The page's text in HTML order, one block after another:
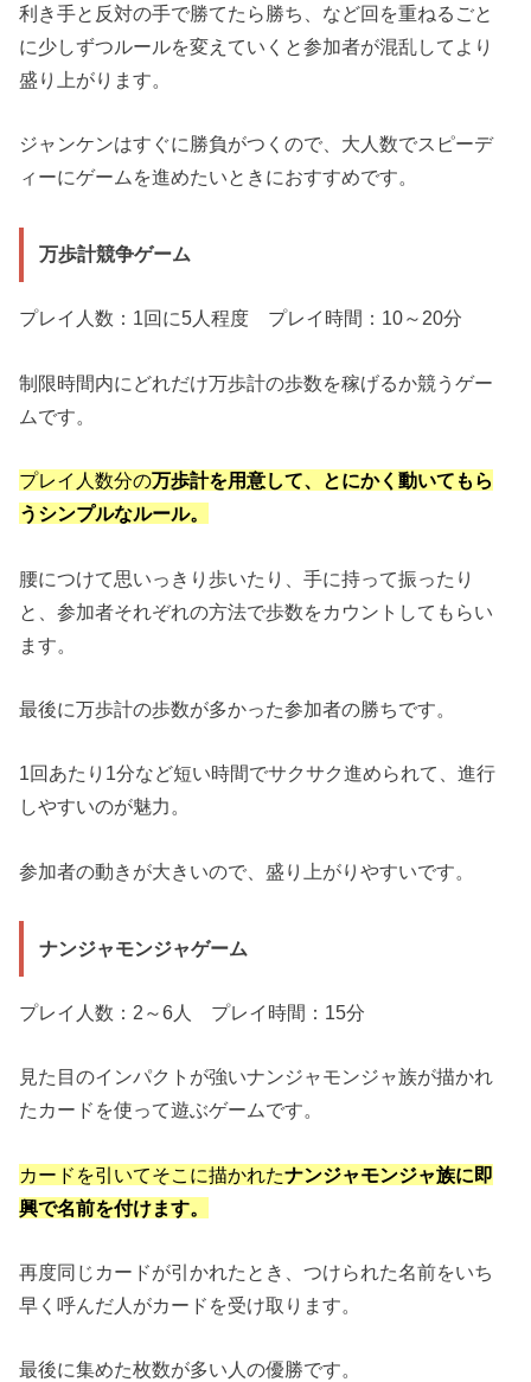
利き手と反対の手で勝てたら勝ち、など回を重ねるごと
に少しずつルールを変えていくと参加者が混乱してより
盛り上がります。
ジャンケンはすぐに勝負がつくので、大人数でスピーデ
ィーにゲームを進めたいときにおすすめです。
万歩計競争ゲーム
プレイ人数：1回に5人程度 プレイ時間：10～20分
制限時間内にどれだけ万歩計の歩数を稼げるか競うゲー
ムです。
プレイ人数分の万歩計を用意して、とにかく動いてもら
うシンプルなルール。
腰につけて思いっきり歩いたり、手に持って振ったり
と、参加者それぞれの方法で歩数をカウントしてもらい
ます。
最後に万歩計の歩数が多かった参加者の勝ちです。
1回あたり1分など短い時間でサクサク進められて、進行
しやすいのが魅力。
参加者の動きが大きいので、盛り上がりやすいです。
ナンジャモンジャゲーム
プレイ人数：2～6人 プレイ時間：15分
見た目のインパクトが強いナンジャモンジャ族が描かれ
たカードを使って遊ぶゲームです。
カードを引いてそこに描かれたナンジャモンジャ族に即
興で名前を付けます。
再度同じカードが引かれたとき、つけられた名前をいち
早く呼んだ人がカードを受け取ります。
最後に集めた枚数が多い人の優勝です。